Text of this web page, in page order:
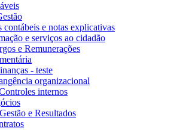
contábeis e notas explicativas
e serviços ao cidadão
e Remunerações
- teste
organizacional
internos
e Resultados